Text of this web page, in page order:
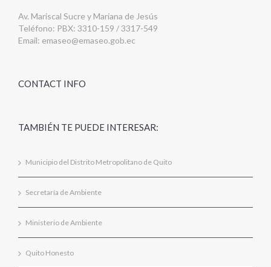
Av. Mariscal Sucre y Mariana de Jesús
Teléfono: PBX: 3310-159 / 3317-549
Email: emaseo@emaseo.gob.ec
CONTACT INFO
TAMBIÉN TE PUEDE INTERESAR:
Municipio del Distrito Metropolitano de Quito
Secretaría de Ambiente
Ministerio de Ambiente
Quito Honesto